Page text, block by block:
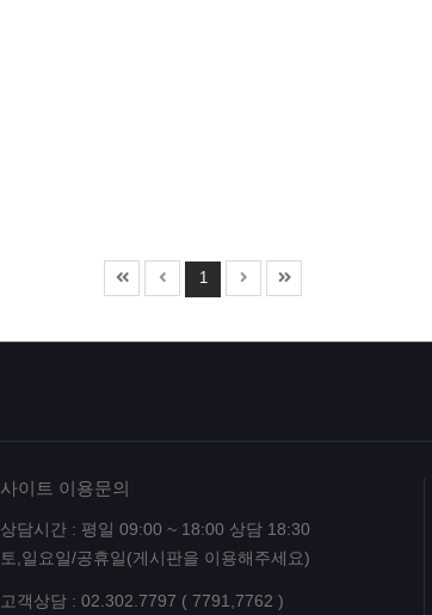
1
사이트 이용문의
상담시간 : 평일 09:00 ~ 18:00 상담 18:30
토,일요일/공휴일(게시판을 이용해주세요)
고객상담 : 02.302.7797 ( 7791,7762 )